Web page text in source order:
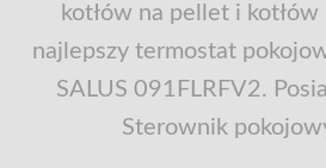
kotłów na pellet i
najlepszy termostat
SALUS 091FLRFV2.
Sterownik